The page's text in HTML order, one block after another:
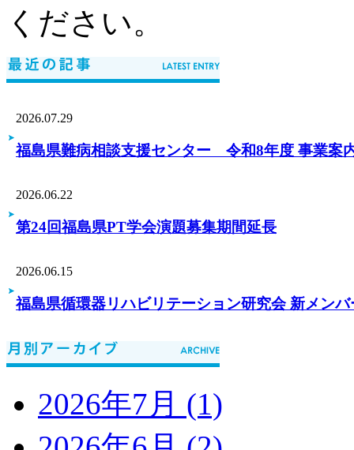
ください。
2026.07.29
福島県難病相談支援センター 令和8年度 事業案
2026.06.22
第24回福島県PT学会演題募集期間延長
2026.06.15
福島県循環器リハビリテーション研究会 新メンバ
2026年7月 (1)